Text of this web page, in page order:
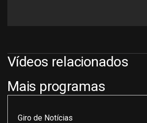
Vídeos relacionados
Mais programas
Giro de Notícias